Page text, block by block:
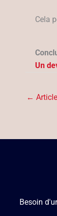
Cela
Un
←
Besoin